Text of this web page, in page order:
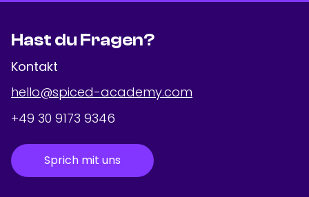
Hast du Fragen?
Kontakt
hello@spiced-academy.com
+49 30 9173 9346
Sprich mit uns